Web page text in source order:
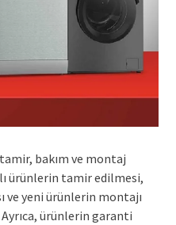
bakım ve montaj
ürünlerin tamir edilmesi,
ve yeni ürünlerin montajı
ürünlerin garanti